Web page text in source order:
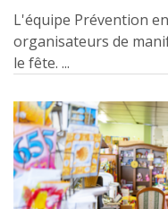
L'équipe Prévention
organisateurs de
le fête. ...